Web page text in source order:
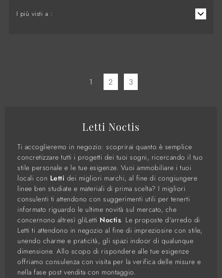
I più visti a :
1 2 3
Letti Noctis
Ti accoglieremo in negozio: scoprirai quanto è semplice
concretizzare tutti i progetti dei tuoi sogni, ricercando il tuo
stile personale e le tue esigenze. Vuoi ammobiliare i tuoi
locali con Letti dei migliori marchi, al fine di congiungere
linee ben studiate e materiali di prima scelta? I migliori
consulenti ti attendono con suggerimenti utili per tenerti
informato riguardo le ultime novità sul mercato, che
concernono altresì gliLetti Noctis. Le proposte d'arredo di
Letti ti attendono in negozio al fine di impreziosire con stile,
unendo charme e praticità, gli spazi indoor di qualunque
dimensione. Allo scopo di rispondere alle tue esigenze
offriamo consulenza con visita per la verifica delle misure e
nella fase post vendita con montaggio.